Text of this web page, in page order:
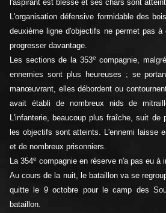
l'aspirant est blessé et ses chars sont
L'organisation défensive formidable des
deuxième ligne d'objectifs ne permet pas
progresser davantage.
Les sections de la 353e compagnie,
ennemies sont plus heureuses ; se
manœuvrant, elles débordent ou
avait établi de nombreux nids de
L'infanterie, beaucoup plus fraîche, suit de
les objectifs sont atteints. L'ennemi laisse
et de nombreux prisonniers.
La 354e compagnie en réserve n'a pas eu à
Au cours de la nuit, le bataillon va se
quitte le 9 octobre pour le camp des
bataillon.